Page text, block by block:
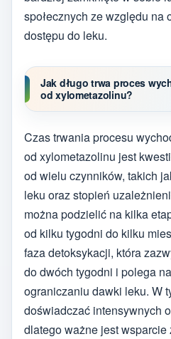
społecznych ze względu na
dostępu do leku.
Jak długo trwa proces
od xylometazolinu?
Czas trwania procesu
od xylometazolinu jest
od wielu czynników, takich
leku oraz stopień
można podzielić na kilka
od kilku tygodni do kilku
faza detoksykacji, która
do dwóch tygodni i polega
ograniczaniu dawki leku. W
doświadczać intensywnych
dlatego ważne jest